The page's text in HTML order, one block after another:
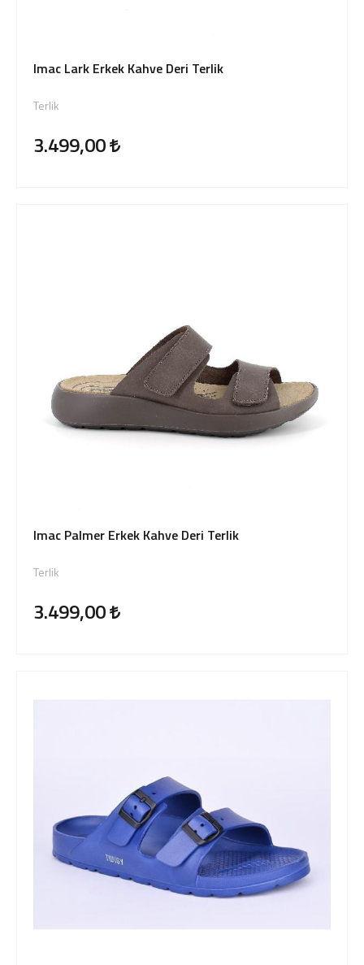
Imac Lark Erkek Kahve Deri Terlik
Terlik
3.499,00
Imac Palmer Erkek Kahve Deri Terlik
Terlik
3.499,00